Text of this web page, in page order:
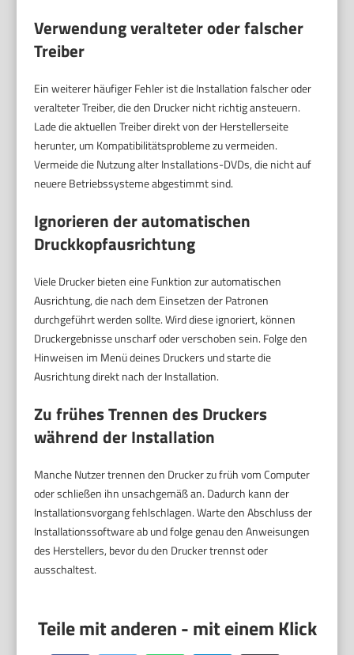
Verwendung veralteter oder falscher
Treiber
Ein weiterer häufiger Fehler ist die Installation falscher oder
veralteter Treiber, die den Drucker nicht richtig ansteuern.
Lade die aktuellen Treiber direkt von der Herstellerseite
herunter, um Kompatibilitätsprobleme zu vermeiden.
Vermeide die Nutzung alter Installations-DVDs, die nicht auf
neuere Betriebssysteme abgestimmt sind.
Ignorieren der automatischen
Druckkopfausrichtung
Viele Drucker bieten eine Funktion zur automatischen
Ausrichtung, die nach dem Einsetzen der Patronen
durchgeführt werden sollte. Wird diese ignoriert, können
Druckergebnisse unscharf oder verschoben sein. Folge den
Hinweisen im Menü deines Druckers und starte die
Ausrichtung direkt nach der Installation.
Zu frühes Trennen des Druckers
während der Installation
Manche Nutzer trennen den Drucker zu früh vom Computer
oder schließen ihn unsachgemäß an. Dadurch kann der
Installationsvorgang fehlschlagen. Warte den Abschluss der
Installationssoftware ab und folge genau den Anweisungen
des Herstellers, bevor du den Drucker trennst oder
ausschaltest.